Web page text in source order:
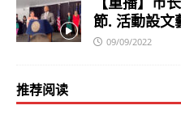
節. 活動設文
09/09/2022
推荐阅读